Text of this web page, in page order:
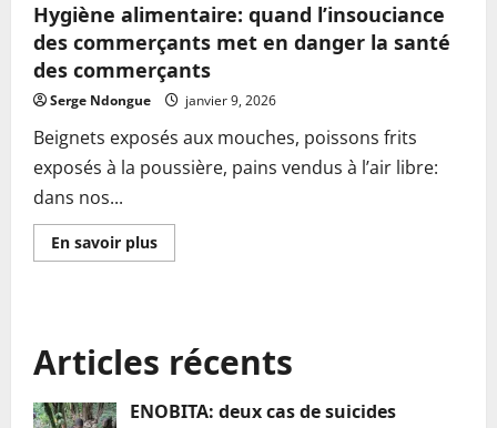
Hygiène alimentaire: quand l’insouciance
des commerçants met en danger la santé
des commerçants
Serge Ndongue janvier 9, 2026
Beignets exposés aux mouches, poissons frits
exposés à la poussière, pains vendus à l’air libre:
dans nos...
En savoir plusEn
savoir
l’insouciance
des
commerçants
en
Articles récents
ENOBITA: deux cas de suicides